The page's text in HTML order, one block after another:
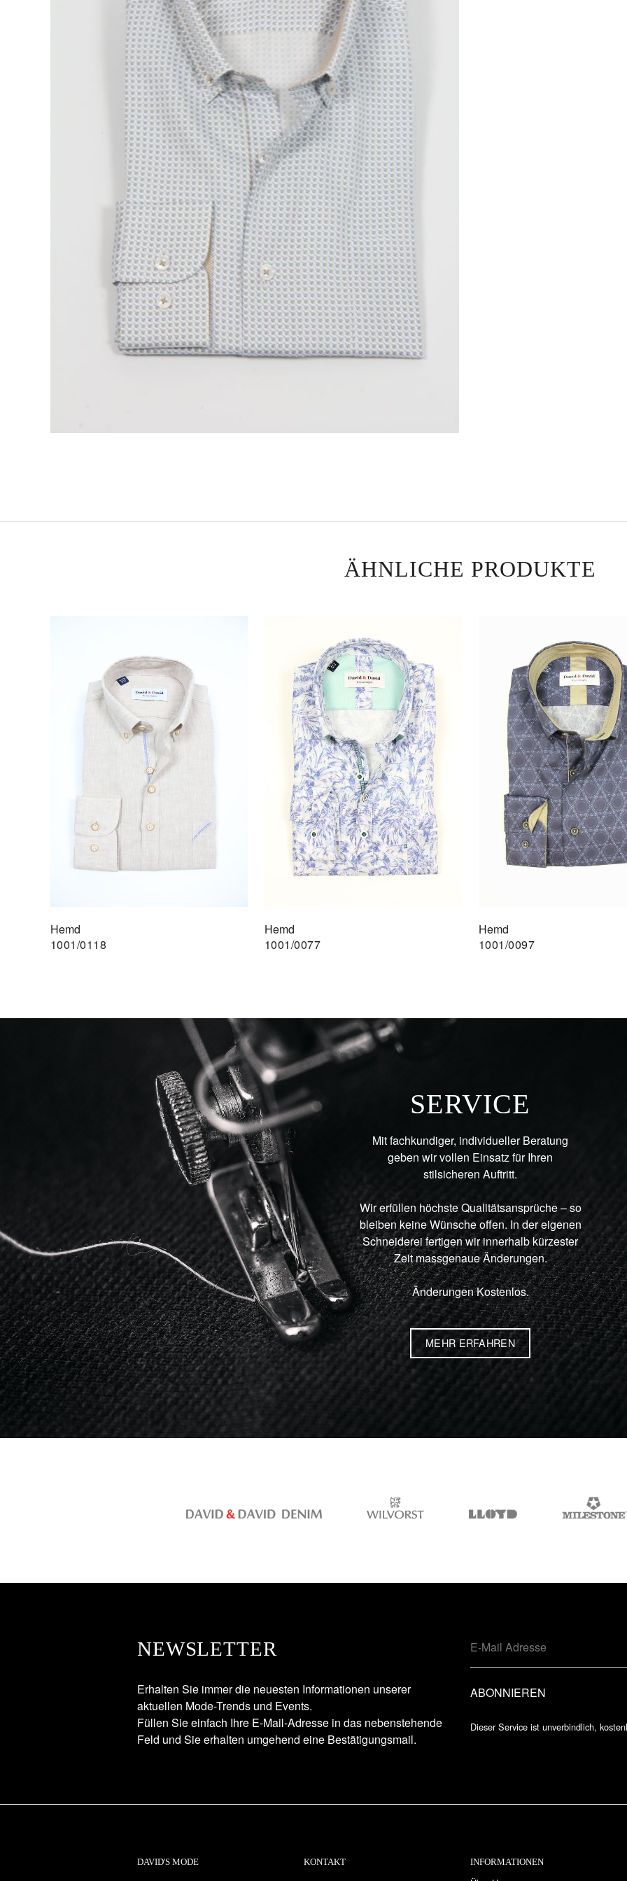
1001/
Das
Liebe
von
auch
die
ÄHNLICHE PRODUKTE
Hemd
1001/0118
Hemd
1001/0077
Hemd
1001/0097
SERVICE
Mit fachkundiger, individueller Beratung
geben wir vollen Einsatz für Ihren
stilsicheren Auftritt.
Wir erfüllen höchste Qualitätsansprüche – so
bleiben keine Wünsche offen. In der eigenen
Schneiderei fertigen wir innerhalb kürzester
Zeit massgenaue Änderungen.
Änderungen Kostenlos.
MEHR ERFAHREN
NEWSLETTER
Erhalten Sie immer die neuesten Informationen unserer
aktuellen Mode-Trends und Events.
Füllen Sie einfach Ihre E-Mail-Adresse in das nebenstehende
Feld und Sie erhalten umgehend eine Bestätigungsmail.
Dieser Service ist unverbindlich,
DAVID'S MODE KONTAKT INFORMATIONEN